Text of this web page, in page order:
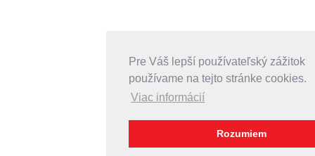
Pre Váš lepší používateľský zážitok
používame na tejto stránke cookies.
Viac informácií
Rozumiem